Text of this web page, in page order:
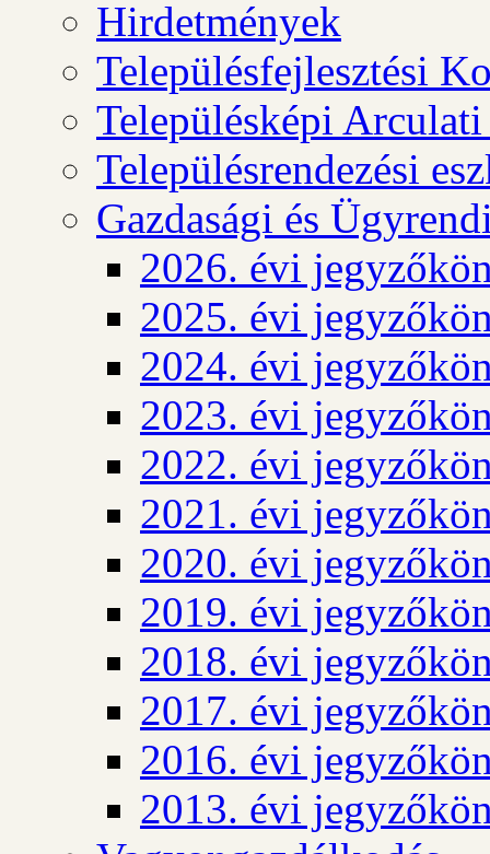
Hirdetmények
Településfejlesztési
Településképi
Településrendezési
Gazdasági és
2026. évi
2025. évi
2024. évi
2023. évi
2022. évi
2021. évi
2020. évi
2019. évi
2018. évi
2017. évi
2016. évi
2013. évi